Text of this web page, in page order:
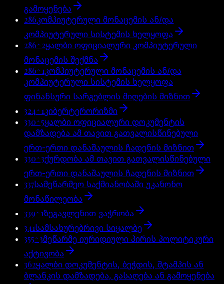
გამოყენება
286კომპიუტერული მონაცემის ან/და
კომპიუტერული სისტემის ხელყოფა
286^2ყალბი ოფიციალური კომპიუტერული
მონაცემის შექმნა
286^1კომპიუტერული მონაცემის ან/და
კომპიუტერული სისტემის ხელყოფა
ფინანსური სარგებლის მიღების მიზნით
324^1კიბერტერორიზმი
330^5ყალბი ოფიციალური დოკუმენტის
დამზადება ამ თავით გათვალისწინებული
ერთ-ერთი დანაშაულის ჩადენის მიზნით
330^3ქურდობა ამ თავით გათვალისწინებული
ერთ-ერთი დანაშაულის ჩადენის მიზნით
337სამეწარმეო საქმიანობაში უკანონო
მონაწილეობა
339^1ზეგავლენით ვაჭრობა
341სამსახურებრივი სიყალბე
355^3მეწარმე იურიდიული პირის პოლიტიკური
აქტივობა
362ყალბი დოკუმენტის, ბეჭდის, შტამპის ან
ბლანკის დამზადება, გასაღება ან გამოყენება